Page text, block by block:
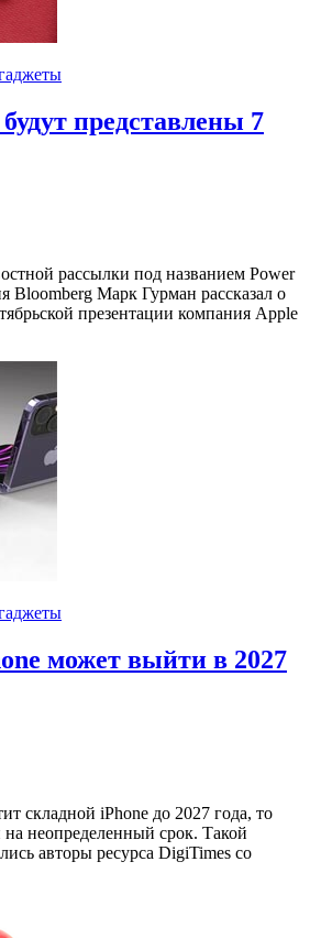
представлены 7
рассылки под названием Power
Bloomberg Марк Гурман рассказал о
презентации компания Apple
может выйти в 2027
складной iPhone до 2027 года, то
на неопределенный срок. Такой
авторы ресурса DigiTimes со